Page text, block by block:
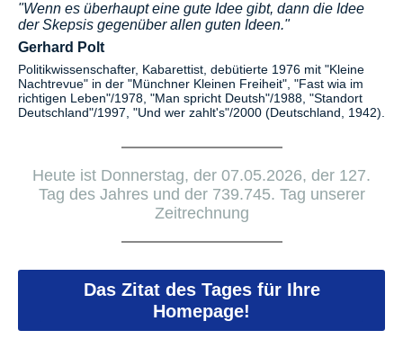
"Wenn es überhaupt eine gute Idee gibt, dann die Idee
der Skepsis gegenüber allen guten Ideen."
Gerhard Polt
Politikwissenschafter, Kabarettist, debütierte 1976 mit "Kleine
Nachtrevue" in der "Münchner Kleinen Freiheit", "Fast wia im
richtigen Leben"/1978, "Man spricht Deutsh"/1988, "Standort
Deutschland"/1997, "Und wer zahlt's"/2000 (Deutschland, 1942).
Heute ist Donnerstag, der 07.05.2026, der 127.
Tag des Jahres und der 739.745. Tag unserer
Zeitrechnung
Das Zitat des Tages für Ihre
Homepage!